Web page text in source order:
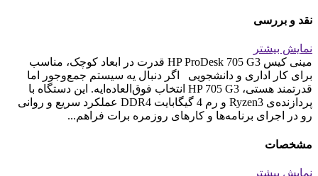
نقد و بررسی
نمایش بیشتر
مینی کیس HP ProDesk 705 G3 قدرت در ابعاد کوچک، مناسب
برای کار اداری و دانشجویی اگر دنبال یه سیستم جمع‌وجور اما
قدرتمند هستی، HP 705 G3 انتخاب فوق‌العاده‌ایه. این دستگاه با
پردازنده‌ی Ryzen3 و رم 4 گیگابایت DDR4 عملکرد سریع و روانی
رو در اجرای برنامه‌ها و کارهای روزمره برات فراهم...
مشخصات
نمایش بیشتر